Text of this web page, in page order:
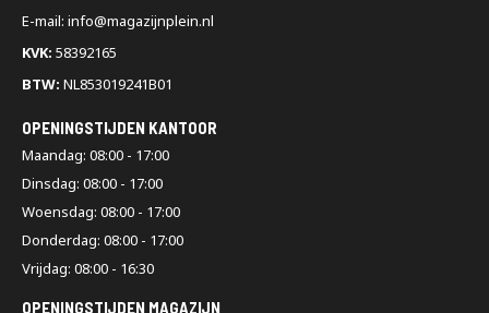
E-mail: info@magazijnplein.nl
KVK: 58392165
BTW: NL853019241B01
OPENINGSTIJDEN KANTOOR
Maandag: 08:00 - 17:00
Dinsdag: 08:00 - 17:00
Woensdag: 08:00 - 17:00
Donderdag: 08:00 - 17:00
Vrijdag: 08:00 - 16:30
OPENINGSTIJDEN MAGAZIJN